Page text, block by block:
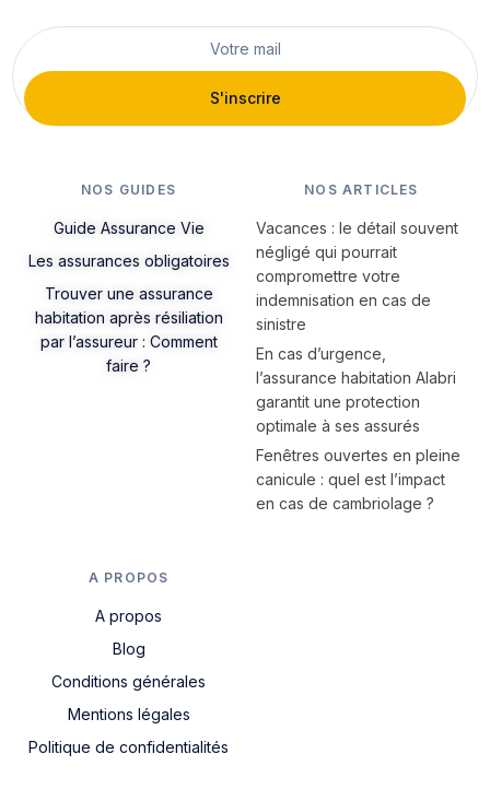
S'inscrire
NOS GUIDES
Guide Assurance Vie
Les assurances obligatoires
Trouver une assurance
habitation après résiliation
par l’assureur : Comment
faire ?
NOS ARTICLES
Vacances : le détail souvent
négligé qui pourrait
compromettre votre
indemnisation en cas de
sinistre
En cas d’urgence,
l’assurance habitation Alabri
garantit une protection
optimale à ses assurés
Fenêtres ouvertes en pleine
canicule : quel est l’impact
en cas de cambriolage ?
A PROPOS
A propos
Blog
Conditions générales
Mentions légales
Politique de confidentialités